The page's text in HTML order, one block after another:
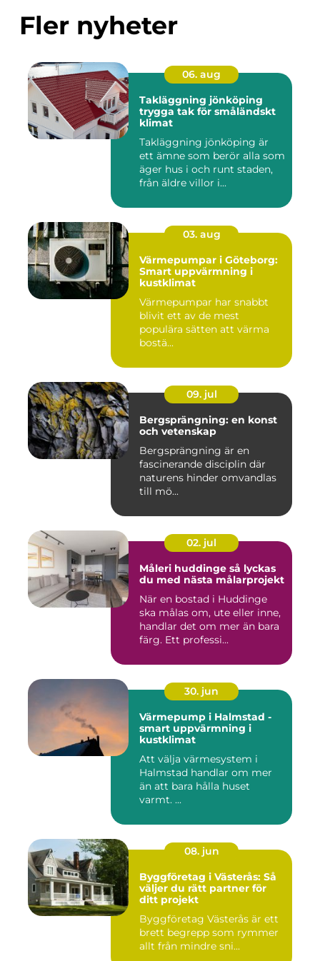
Fler nyheter
06. aug
Takläggning jönköping
trygga tak för småländskt
klimat
Takläggning jönköping är
ett ämne som berör alla som
äger hus i och runt staden,
från äldre villor i...
03. aug
Värmepumpar i Göteborg:
Smart uppvärmning i
kustklimat
Värmepumpar har snabbt
blivit ett av de mest
populära sätten att värma
bostä...
09. jul
Bergsprängning: en konst
och vetenskap
Bergsprängning är en
fascinerande disciplin där
naturens hinder omvandlas
till mö...
02. jul
Måleri huddinge så lyckas
du med nästa målarprojekt
När en bostad i Huddinge
ska målas om, ute eller inne,
handlar det om mer än bara
färg. Ett professi...
30. jun
Värmepump i Halmstad -
smart uppvärmning i
kustklimat
Att välja värmesystem i
Halmstad handlar om mer
än att bara hålla huset
varmt. ...
08. jun
Byggföretag i Västerås: Så
väljer du rätt partner för
ditt projekt
Byggföretag Västerås är ett
brett begrepp som rymmer
allt från mindre sni...